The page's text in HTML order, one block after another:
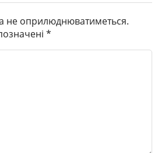
не оприлюднюватиметься.
*